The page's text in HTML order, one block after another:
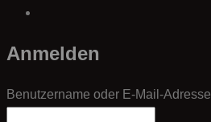
Anmelden
Benutzername oder E-Mail-Adresse